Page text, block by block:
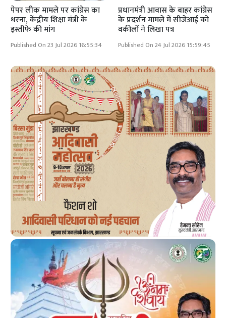
पेपर लीक मामले पर कांग्रेस का
धरना, केंद्रीय शिक्षा मंत्री के
इस्तीफे की मांग
Published On 23 Jul 2026 16:55:34
प्रधानमंत्री आवास के बाहर कांग्रेस
के प्रदर्शन मामले में सीजेआई को
वकीलों ने लिखा पत्र
Published On 24 Jul 2026 15:59:45